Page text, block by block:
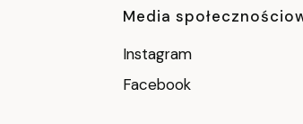
Media
Instagram
Facebook